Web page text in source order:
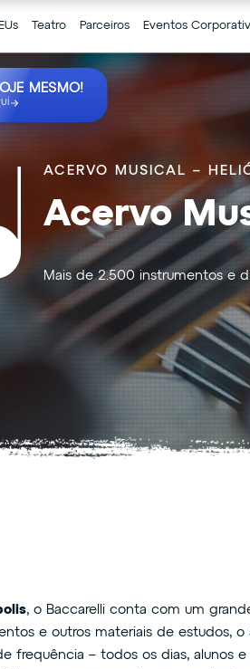
Teatro Parceiros Eventos
ACERVO MUSICAL –
Acervo
Mais de 2.500 instrumentos e
, o Baccarelli conta com um
e outros materiais de estudos, o
frequência – todos os dias, alunos
MESMO!